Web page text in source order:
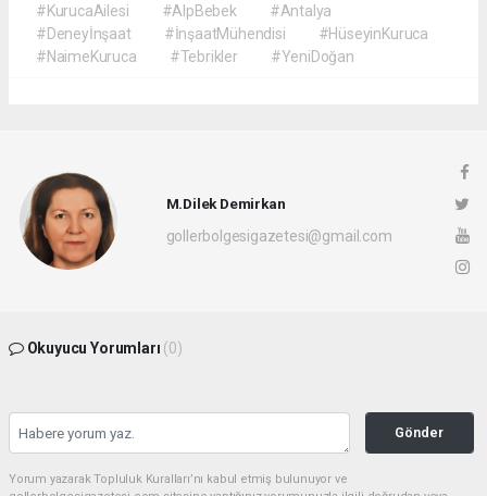
#KurucaAilesi
#AlpBebek
#Antalya
#Deneyİnşaat
#İnşaatMühendisi
#HüseyinKuruca
#NaimeKuruca
#Tebrikler #YeniDoğan
M.Dilek Demirkan
gollerbolgesigazetesi@gmail.com
Okuyucu Yorumları (0)
Gönder
Yorum yazarak Topluluk Kuralları’nı kabul etmiş bulunuyor ve